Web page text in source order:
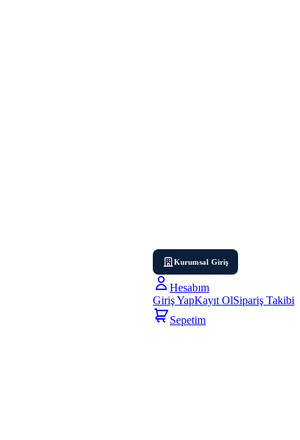
Kurumsal Giriş
Hesabım
Giriş YapKayıt OlSipariş Takibi
Sepetim